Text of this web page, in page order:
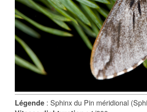
Légende : Sphinx du Pin méridional